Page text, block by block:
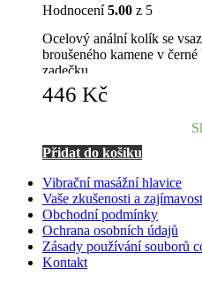
Hodnocení5.00 z 5
Ocelový anální kolík se
broušeného kamene v
zadečku.
446 Kč
Přidat do košíku
Vibrační masážní hlavice
Vaše zkušenosti a
Obchodní podmínky
Ochrana osobních údajů
Zásady používání souborů
Kontakt